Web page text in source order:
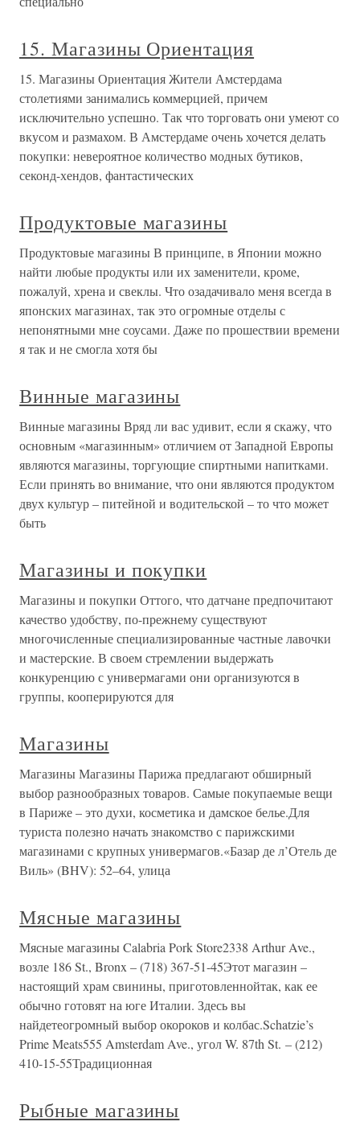
15. Магазины Ориентация
15. Магазины Ориентация Жители Амстердама
столетиями занимались коммерцией, причем
исключительно успешно. Так что торговать они умеют со
вкусом и размахом. В Амстердаме очень хочется делать
покупки: невероятное количество модных бутиков,
секонд-хендов, фантастических
Продуктовые магазины
Продуктовые магазины В принципе, в Японии можно
найти любые продукты или их заменители, кроме,
пожалуй, хрена и свеклы. Что озадачивало меня всегда в
японских магазинах, так это огромные отделы с
непонятными мне соусами. Даже по прошествии времени
я так и не смогла хотя бы
Винные магазины
Винные магазины Вряд ли вас удивит, если я скажу, что
основным «магазинным» отличием от Западной Европы
являются магазины, торгующие спиртными напитками.
Если принять во внимание, что они являются продуктом
двух культур – питейной и водительской – то что может
быть
Магазины и покупки
Магазины и покупки Оттого, что датчане предпочитают
качество удобству, по-прежнему существуют
многочисленные специализированные частные лавочки
и мастерские. В своем стремлении выдержать
конкуренцию с универмагами они организуются в
группы, кооперируются для
Магазины
Магазины Магазины Парижа предлагают обширный
выбор разнообразных товаров. Самые покупаемые вещи
в Париже – это духи, косметика и дамское белье.Для
туриста полезно начать знакомство с парижскими
магазинами с крупных универмагов.«Базар де л’Отель де
Виль» (BHV): 52–64, улица
Мясные магазины
Мясные магазины Calabria Pork Store2338 Arthur Ave.,
возле 186 St., Bronx – (718) 367-51-45Этот магазин –
настоящий храм свинины, приготовленнойтак, как ее
обычно готовят на юге Италии. Здесь вы
найдетеогромный выбор окороков и колбас.Schatzie’s
Prime Meats555 Amsterdam Ave., угол W. 87th St. – (212)
410-15-55Традиционная
Рыбные магазины